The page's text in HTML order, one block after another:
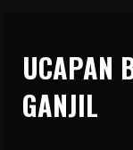
UCAPAN
GANJIL